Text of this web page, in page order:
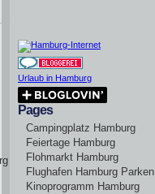
Urlaub in Hamburg
Pages
Campingplatz Hamburg
Feiertage Hamburg
Flohmarkt Hamburg
Flughafen Hamburg Parken
Kinoprogramm Hamburg